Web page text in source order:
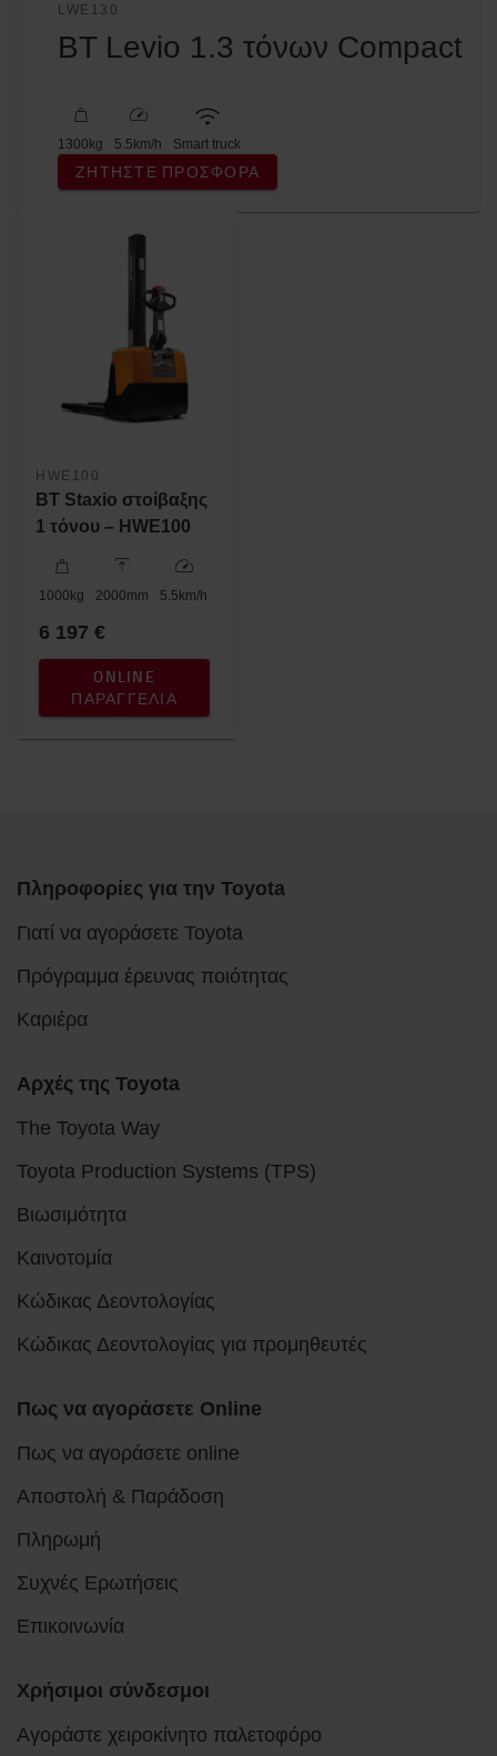
LWE130
BT Levio 1.3 τόνων Compact
1300kg 5.5km/h Smart truck
ΖΗΤΉΣΤΕ ΠΡΟΣΦΟΡΆ
HWE100
BT Staxio στοίβαξης
1 τόνου – HWE100
1000kg 2000mm 5.5km/h
6 197 €
ONLINE
ΠΑΡΑΓΓΕΛΊΑ
Πληροφορίες για την Toyota
Γιατί να αγοράσετε Toyota
Πρόγραμμα έρευνας ποιότητας
Καριέρα
Αρχές της Toyota
The Toyota Way
Toyota Production Systems (TPS)
Βιωσιμότητα
Καινοτομία
Κώδικας Δεοντολογίας
Κώδικας Δεοντολογίας για προμηθευτές
Πως να αγοράσετε Online
Πως να αγοράσετε online
Αποστολή & Παράδοση
Πληρωμή
Συχνές Ερωτήσεις
Επικοινωνία
Χρήσιμοι σύνδεσμοι
Αγοράστε χειροκίνητο παλετοφόρο